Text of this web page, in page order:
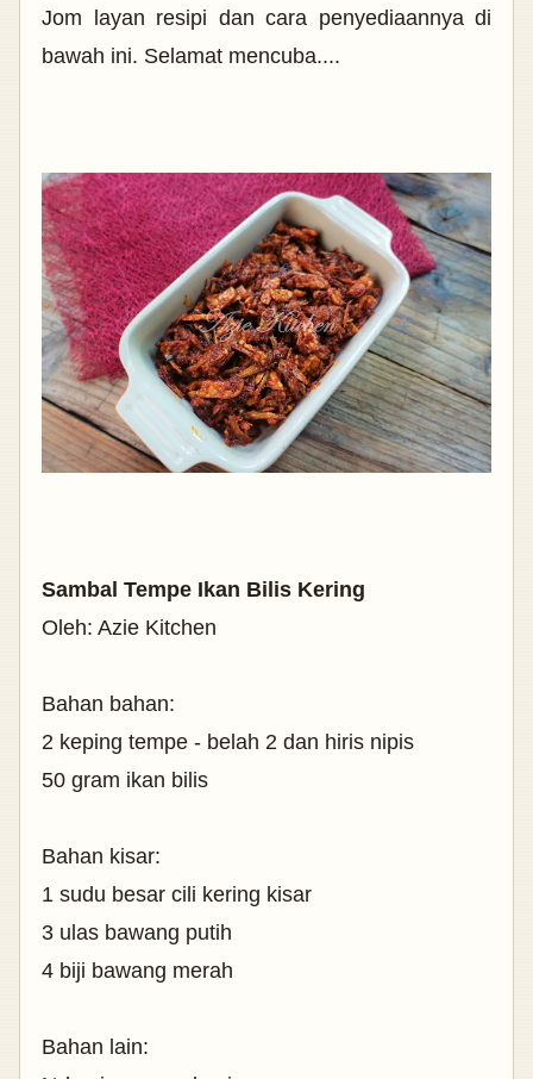
Jom layan resipi dan cara penyediaannya di
bawah ini. Selamat mencuba....
Sambal Tempe Ikan Bilis Kering
Oleh: Azie Kitchen
Bahan bahan:
2 keping tempe - belah 2 dan hiris nipis
50 gram ikan bilis
Bahan kisar:
1 sudu besar cili kering kisar
3 ulas bawang putih
4 biji bawang merah
Bahan lain: